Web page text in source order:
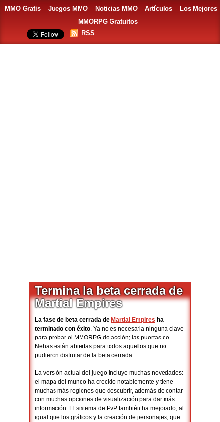
MMO Gratis Juegos MMO Noticias MMO Artículos
Los Mejores
MMORPG Gratuitos
RSS
Termina la beta cerrada de
Martial Empires
La fase de beta cerrada de Martial Empires ha
terminado con éxito. Ya no es necesaria ninguna clave
para probar el MMORPG de acción; las puertas de
Nehas están abiertas para todos aquellos que no
pudieron disfrutar de la beta cerrada.
La versión actual del juego incluye muchas novedades:
el mapa del mundo ha crecido notablemente y tiene
muchas más regiones que descubrir, además de contar
con muchas opciones de visualización para dar más
información. El sistema de PvP también ha mejorado, al
igual que los gráficos y la creación de personajes, que